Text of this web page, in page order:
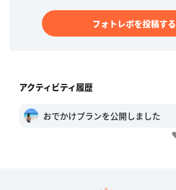
フォトレポを投稿する
アクティビティ履歴
おでかけプランを公開しました